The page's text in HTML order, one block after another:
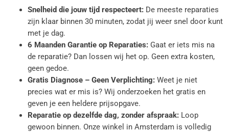
Snelheid die jouw tijd respecteert:De meeste reparaties
zijn klaar binnen 30 minuten, zodat jij weer snel door kunt
met je dag.
6 Maanden Garantie op Reparaties: Gaat er iets mis na
de reparatie? Dan lossen wij het op. Geen extra kosten,
geen gedoe.
Gratis Diagnose – Geen Verplichting: Weet je niet
precies wat er mis is? Wij onderzoeken het gratis en
geven je een heldere prijsopgave.
Reparatie op dezelfde dag, zonder afspraak:Loop
gewoon binnen. Onze winkel in Amsterdam is volledig